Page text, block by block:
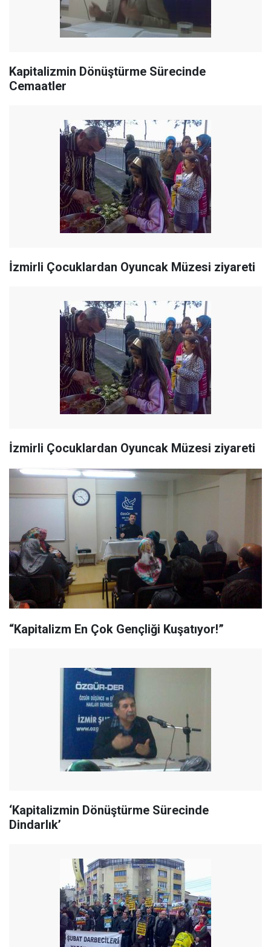
Kapitalizmin Dönüştürme Sürecinde
Cemaatler
İzmirli Çocuklardan Oyuncak Müzesi ziyareti
İzmirli Çocuklardan Oyuncak Müzesi ziyareti
“Kapitalizm En Çok Gençliği Kuşatıyor!”
‘Kapitalizmin Dönüştürme Sürecinde
Dindarlık’